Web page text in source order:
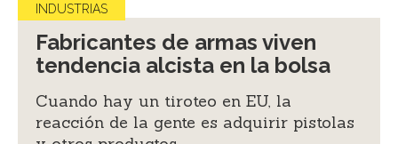
INDUSTRIAS
Fabricantes de armas viven
tendencia alcista en la bolsa
Cuando hay un tiroteo en EU, la
reacción de la gente es adquirir pistolas